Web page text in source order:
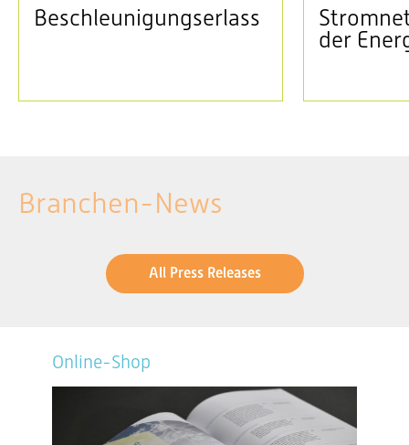
Beschleunigungserlass
der
Branchen-News
All Press Releases
Online-Shop